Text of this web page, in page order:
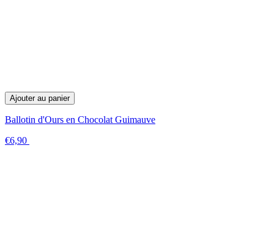
Ajouter au panier
Ballotin d'Ours en Chocolat Guimauve
€6,90